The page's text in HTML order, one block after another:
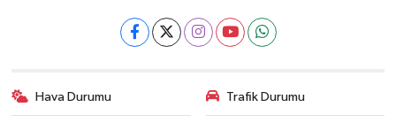
Hava Durumu Trafik Durumu